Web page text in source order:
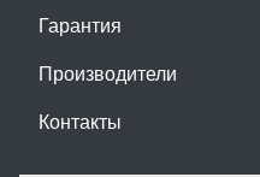
Гарантия
Производители
Контакты